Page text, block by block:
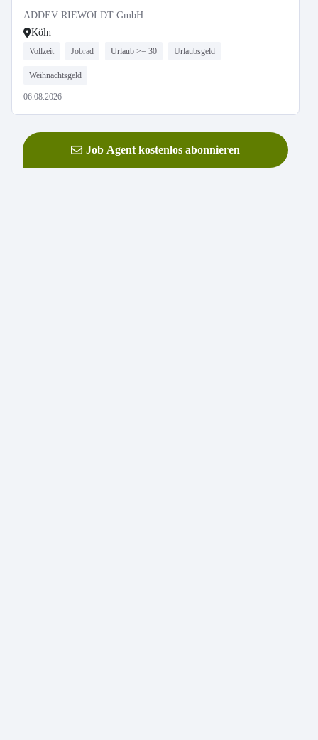
ADDEV RIEWOLDT GmbH
Köln
Vollzeit Jobrad Urlaub >= 30 Urlaubsgeld
Weihnachtsgeld
06.08.2026
Job Agent kostenlos abonnieren